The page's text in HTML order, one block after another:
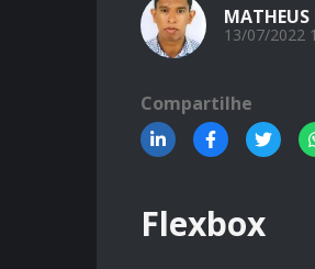
13/07/2022
Compartilhe
Flexbox